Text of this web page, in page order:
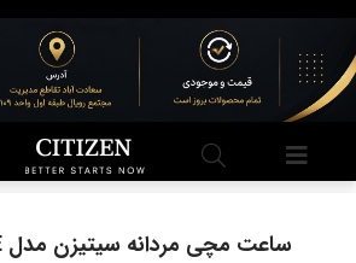
ساعت مچی مردانه سیتیزن مدل CA0840-87E